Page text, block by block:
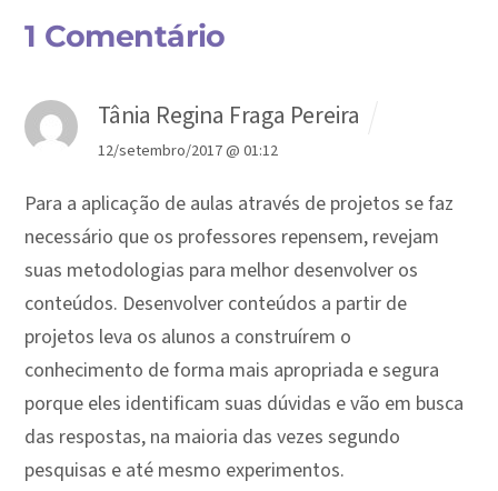
1 Comentário
Tânia Regina Fraga Pereira
12/setembro/2017 @ 01:12
Para a aplicação de aulas através de projetos se faz
necessário que os professores repensem, revejam
suas metodologias para melhor desenvolver os
conteúdos. Desenvolver conteúdos a partir de
projetos leva os alunos a construírem o
conhecimento de forma mais apropriada e segura
porque eles identificam suas dúvidas e vão em busca
das respostas, na maioria das vezes segundo
pesquisas e até mesmo experimentos.